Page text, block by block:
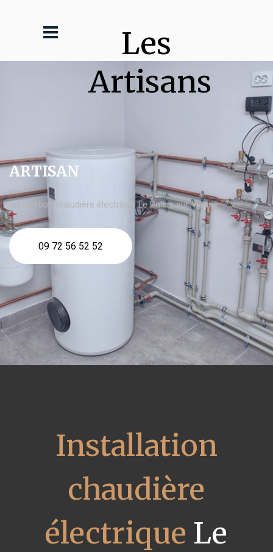
Les
Artisans
ARTISAN
Installation chaudière électrique Le Palais sur Vienne
09 72 56 52 52
Installation
chaudière
électrique Le